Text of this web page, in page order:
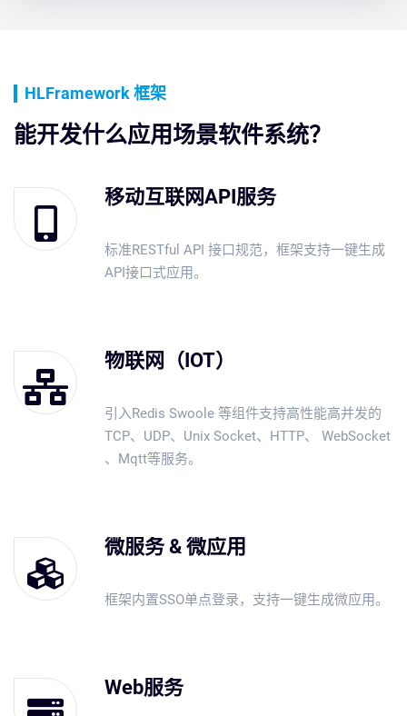
HLFramework 框架
能开发什么应用场景软件系统？
移动互联网API服务
标准RESTful API 接口规范，框架支持一键生成
API接口式应用。
物联网（IOT）
引入Redis Swoole 等组件支持高性能高并发的
TCP、UDP、Unix Socket、HTTP、 WebSocket
、Mqtt等服务。
微服务 & 微应用
框架内置SSO单点登录，支持一键生成微应用。
Web服务